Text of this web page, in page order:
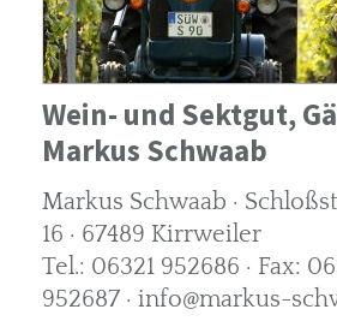
Wein- und Sektgut,
Markus Schwaab
Markus Schwaab ·
16 · 67489 Kirrweiler
Tel.: 06321 952686 · Fax:
952687 · info@markus-